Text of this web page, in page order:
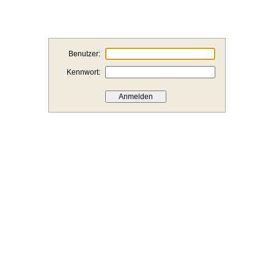
Benutzer:
Kennwort: